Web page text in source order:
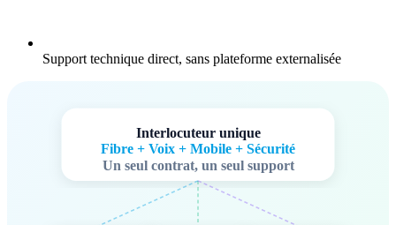
Support technique direct, sans plateforme externalisée
Interlocuteur unique
Fibre + Voix + Mobile + Sécurité
Un seul contrat, un seul support